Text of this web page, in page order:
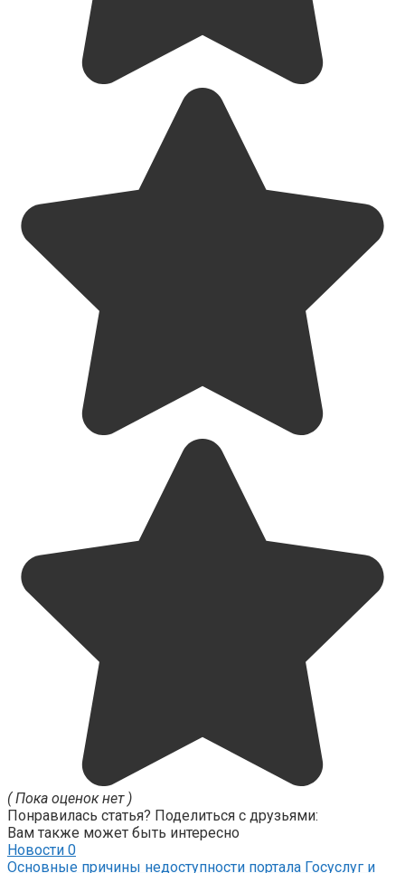
( Пока оценок нет )
Понравилась статья? Поделиться с друзьями:
Вам также может быть интересно
Новости 0
Основные причины недоступности портала Госуслуг и